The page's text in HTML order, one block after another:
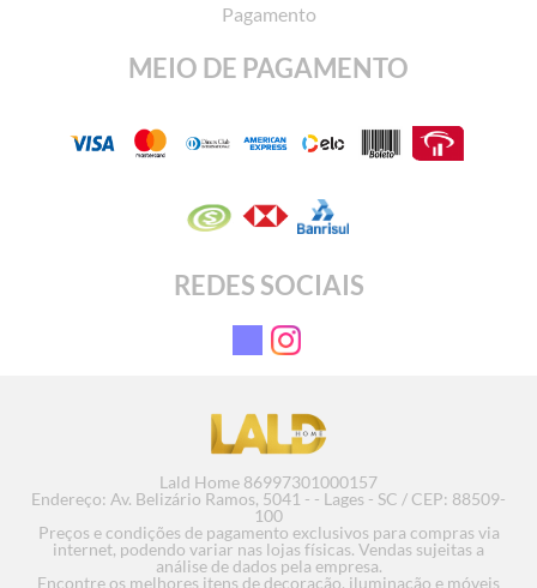
Pendente Uno
COMPRAR
Pagamento
MEIO DE PAGAMENTO
REDES SOCIAIS
Lald Home 86997301000157
Endereço: Av. Belizário Ramos, 5041 - - Lages - SC / CEP: 88509-
100
Preços e condições de pagamento exclusivos para compras via
internet, podendo variar nas lojas físicas. Vendas sujeitas a
análise de dados pela empresa.
Encontre os melhores itens de decoração, iluminação e móveis